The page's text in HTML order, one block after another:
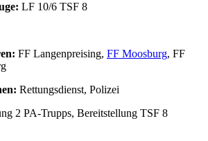
LF 10/6 TSF 8
FF Langenpreising, FF Moosburg, FF
Rettungsdienst, Polizei
2 PA-Trupps, Bereitstellung TSF 8